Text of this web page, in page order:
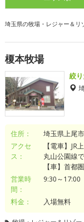
埼玉県の牧場・レジャー＆リ
榎本牧場
絞
住所：
埼玉県上尾
アクセ
ス：
【電車】JR
丸山公園線
【車】首都
営業時
間：
9:30～17:00
料金： 入場無料